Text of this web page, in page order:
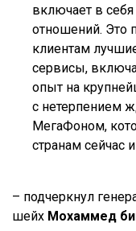
включает в себя
отношений. Это
клиентам
сервисы,
опыт на
с нетерпением
МегаФоном,
странам сейчас
– подчеркнул
шейх Мохаммед